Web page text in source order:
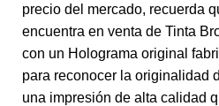
precio del mercado, recuerda
encuentra en venta de Tinta
con un Holograma original
para reconocer la originalidad
una impresión de alta calidad